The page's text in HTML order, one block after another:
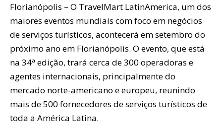
Florianópolis – O TravelMart LatinAmerica, um dos
maiores eventos mundiais com foco em negócios
de serviços turísticos, acontecerá em setembro do
próximo ano em Florianópolis. O evento, que está
na 34ª edição, trará cerca de 300 operadoras e
agentes internacionais, principalmente do
mercado norte-americano e europeu, reunindo
mais de 500 fornecedores de serviços turísticos de
toda a América Latina.